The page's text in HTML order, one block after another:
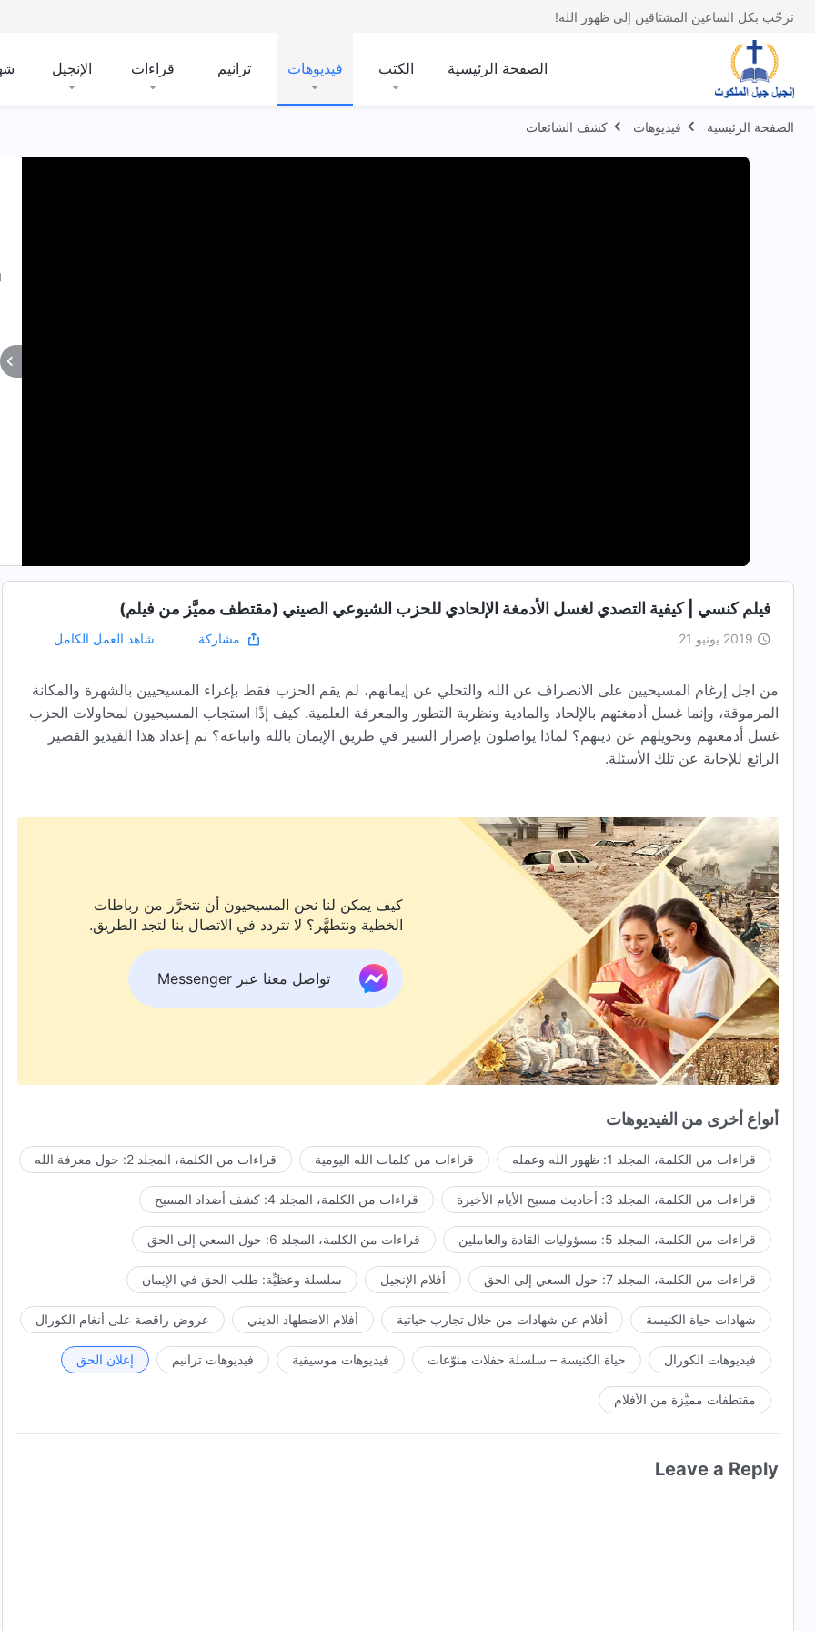
نرحّب بكل الساعين المشتاقين إلى ظهور الله!
الصفحة الرئيسية الكتب فيديوهات ترانيم قراءات الإنجيل
الصفحة الرئيسية فيديوهات كشف الشائعات
فيلم كنسي | كيفية التصدي لغسل الأدمغة الإلحادي للحزب الشيوعي الصيني (مقتطف مميَّز من فيلم)
2019 يونيو 21 مشاركة شاهد العمل الكامل
من اجل إرغام المسيحيين على الانصراف عن الله والتخلي عن إيمانهم، لم يقم الحزب فقط بإغراء المسيحيين بالشهرة والمكانة
المرموقة، وإنما غسل أدمغتهم بالإلحاد والمادية ونظرية التطور والمعرفة العلمية. كيف إذًا استجاب المسيحيون لمحاولات الحزب
غسل أدمغتهم وتحويلهم عن دينهم؟ لماذا يواصلون بإصرار السير في طريق الإيمان بالله واتباعه؟ تم إعداد هذا الفيديو القصير
الرائع للإجابة عن تلك الأسئلة.
كيف يمكن لنا نحن المسيحيون أن نتحرَّر من رباطات
الخطية ونتطهَّر؟ لا تتردد في الاتصال بنا لتجد الطريق.
تواصل معنا عبر Messenger
أنواع أخرى من الفيديوهات
قراءات من الكلمة، المجلد 1: ظهور الله وعمله قراءات من كلمات الله اليومية قراءات من الكلمة، المجلد 2: حول معرفة الله
قراءات من الكلمة، المجلد 3: أحاديث مسيح الأيام الأخيرة قراءات من الكلمة، المجلد 4: كشف أضداد المسيح
قراءات من الكلمة، المجلد 5: مسؤوليات القادة والعاملين قراءات من الكلمة، المجلد 6: حول السعي إلى الحق
قراءات من الكلمة، المجلد 7: حول السعي إلى الحق أفلام الإنجيل سلسلة وعظيِّة: طلب الحق في الإيمان
شهادات حياة الكنيسة أفلام عن شهادات من خلال تجارب حياتية أفلام الاضطهاد الديني عروض راقصة على أنغام الكورال
فيديوهات الكورال حياة الكنيسة – سلسلة حفلات منوّعات فيديوهات موسيقية فيديوهات ترانيم إعلان الحق
مقتطفات مميَّزة من الأفلام
Leave a Reply